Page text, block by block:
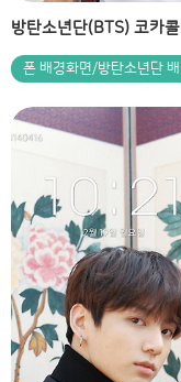
방탄소년단(BTS) 코카
폰 배경화면/방탄소년단